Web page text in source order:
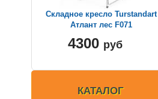
Складное кресло Turstandart
Атлант лес F071
4300 руб
КАТАЛОГ